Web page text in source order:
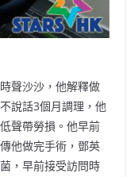
聲沙沙，他解釋做
說話3個月調理，他
聲帶勞損。他早前
他做完手術，鄧英
，早前接受訪問時